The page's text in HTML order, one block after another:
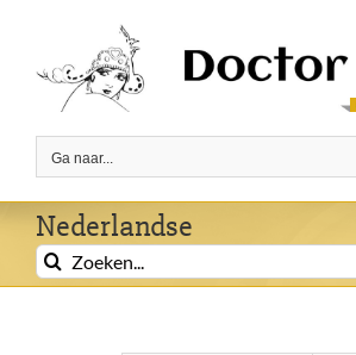
inhoud
Ga naar...
Nederlandse
Zoeken
naar: